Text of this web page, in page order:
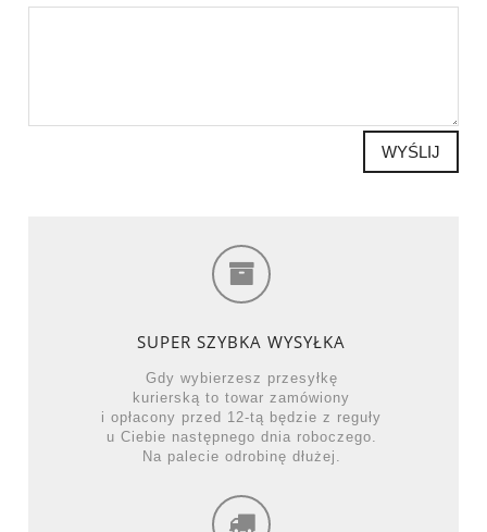
WYŚLIJ
SUPER SZYBKA WYSYŁKA
Gdy wybierzesz przesyłkę
kurierską to towar zamówiony
i opłacony przed 12-tą będzie z reguły
u Ciebie następnego dnia roboczego.
Na palecie odrobinę dłużej.